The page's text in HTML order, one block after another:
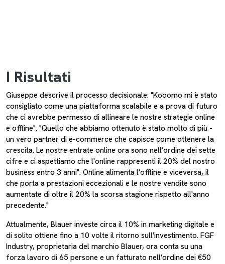
I Risultati
Giuseppe descrive il processo decisionale: "Kooomo mi è stato
consigliato come una piattaforma scalabile e a prova di futuro
che ci avrebbe permesso di allineare le nostre strategie online
e offline". "Quello che abbiamo ottenuto è stato molto di più -
un vero partner di e-commerce che capisce come ottenere la
crescita. Le nostre entrate online ora sono nell'ordine dei sette
cifre e ci aspettiamo che l'online rappresenti il 20% del nostro
business entro 3 anni". Online alimenta l'offline e viceversa, il
che porta a prestazioni eccezionali e le nostre vendite sono
aumentate di oltre il 20% la scorsa stagione rispetto all'anno
precedente."
Attualmente, Blauer investe circa il 10% in marketing digitale e
di solito ottiene fino a 10 volte il ritorno sull'investimento. FGF
Industry, proprietaria del marchio Blauer, ora conta su una
forza lavoro di 65 persone e un fatturato nell'ordine dei €50